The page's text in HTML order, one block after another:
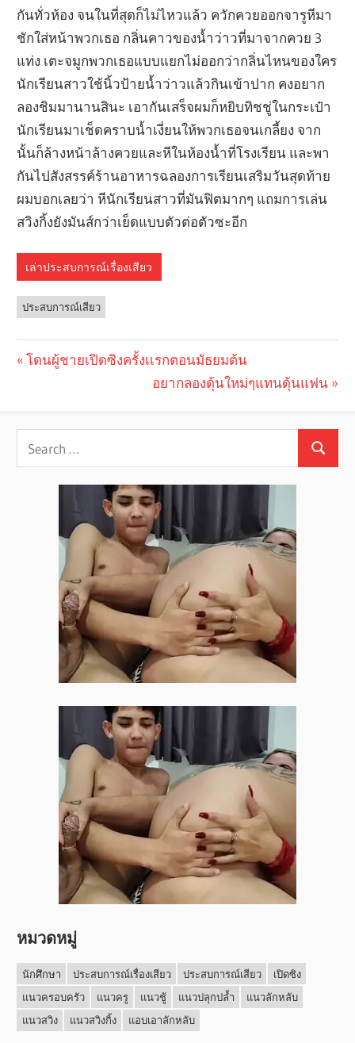
กันทั่วห้อง จนในที่สุดก็ไม่ไหวแล้ว ควักควยออกจารูหีมา
ชักใส่หน้าพวกเธอ กลิ่นคาวของน้ำว่าวที่มาจากควย 3
แท่ง เตะจมูกพวกเธอแบบแยกไม่ออกว่ากลิ่นไหนของใคร
นักเรียนสาวใช้นิ้วป้ายน้ำว่าวแล้วกินเข้าปาก คงอยาก
ลองชิมมานานสินะ เอากันเสร็จผมก็หยิบทิชชู่ในกระเป๋า
นักเรียนมาเช็ดคราบน้ำเงี่ยนให้พวกเธอจนเกลี้ยง จาก
นั้นก็ล้างหน้าล้างควยและหีในห้องน้ำที่โรงเรียน และพา
กันไปสังสรรค์ร้านอาหารฉลองการเรียนเสริมวันสุดท้าย
ผมบอกเลยว่า หีนักเรียนสาวที่มันฟิตมากๆ แถมการเล่น
สวิงกิ้งยังมันส์กว่าเย็ดแบบตัวต่อตัวซะอีก
เล่าประสบการณ์เรื่องเสียว
ประสบการณ์เสียว
navigation
Previous
โดนผู้ชายเปิดซิงครั้งเเรกตอนมัธยมต้น
Next
อยากลองดุ้นใหม่ๆแทนดุ้นแฟน
หมวดหมู่
นักศึกษา ประสบการณ์เรื่องเสียว ประสบการณ์เสียว
เปิดซิง
แนวครอบครัว
แนวครู แนวชู้ แนวปลุกปล้ำ
แนวลักหลับ
แนวสวิง
แนวสวิงกิ้ง แอบเอาลักหลับ